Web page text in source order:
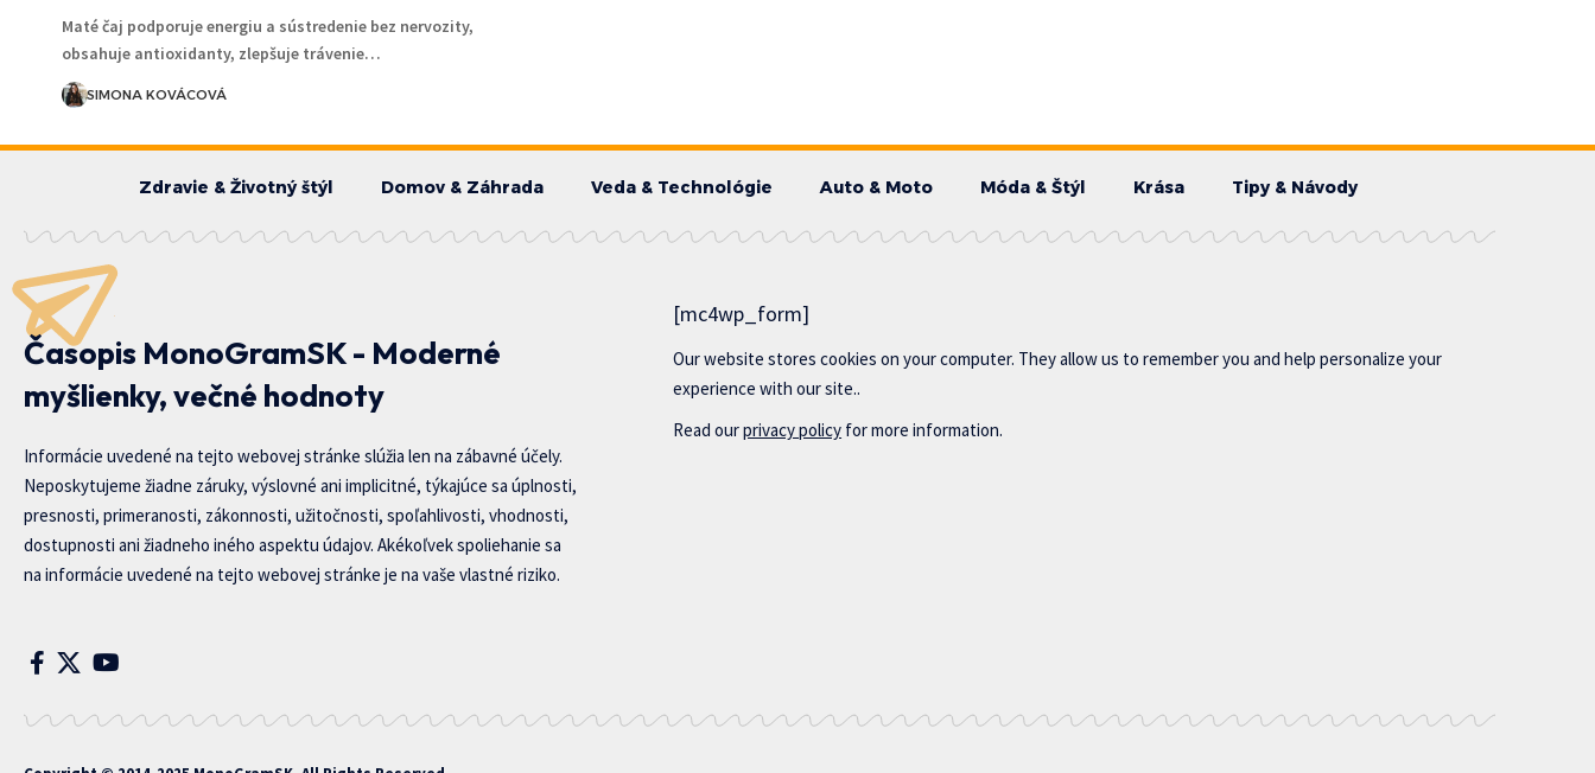
Maté čaj podporuje energiu a sústredenie bez nervozity,
obsahuje antioxidanty, zlepšuje trávenie…
SIMONA KOVÁCOVÁ
Zdravie & Životný štýl Domov & Záhrada Veda & Technológie Auto & Moto Móda & Štýl Krása Tipy & Návody
Časopis MonoGramSK - Moderné
myšlienky, večné hodnoty
Informácie uvedené na tejto webovej stránke slúžia len na zábavné účely.
Neposkytujeme žiadne záruky, výslovné ani implicitné, týkajúce sa úplnosti,
presnosti, primeranosti, zákonnosti, užitočnosti, spoľahlivosti, vhodnosti,
dostupnosti ani žiadneho iného aspektu údajov. Akékoľvek spoliehanie sa
na informácie uvedené na tejto webovej stránke je na vaše vlastné riziko.
[mc4wp_form]
Our website stores cookies on your computer. They allow us to remember you and help personalize your
experience with our site..
Read ourprivacy policy for more information.